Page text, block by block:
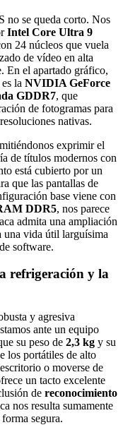
no se queda corto. Nos
Intel Core Ultra 9
24 núcleos que vuela
de vídeo en alta
En el apartado gráfico,
la NVIDIA GeForce
GDDR7, que
de fotogramas para
nativas.
exprimir el
de títulos modernos con
está cubierto por un
que las pantallas de
base viene con
DDR5, nos parece
admita una ampliación
una vida útil larguísima
software.
refrigeración y la
y agresiva
ante un equipo
su peso de 2,3 kg y su
los portátiles de alto
o moverse de
un tacto excelente
de reconocimiento
nos resulta sumamente
segura.